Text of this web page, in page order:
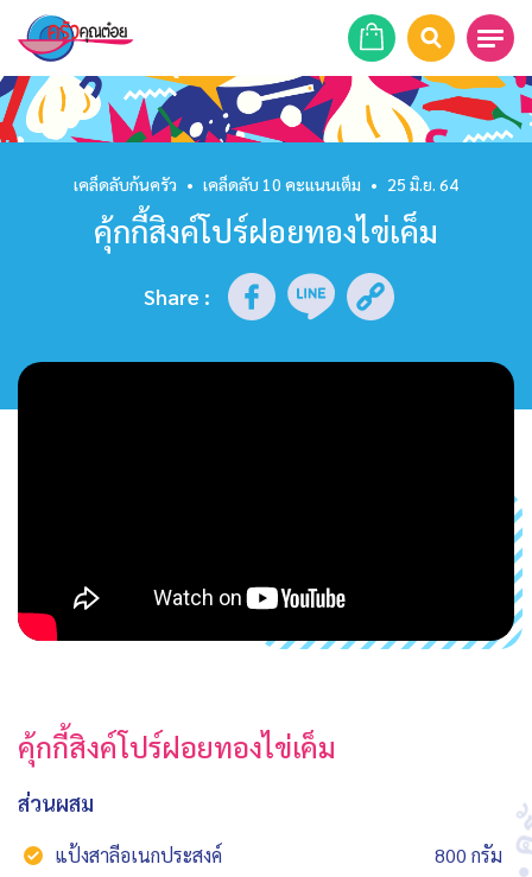
หน้าแรก
สูตรอาหาร
ร้านอาหาร
รายการย้อนหลัง
เคล็ดลับก้นครัว • เคล็ดลับ 10 คะแนนเต็ม • 25 มิ.ย. 64
คุ้กกี้สิงค์โปร์ฝอยทองไข่เค็ม
Share :
คุ้กกี้สิงค์โปร์ฝอยทองไข่เค็ม
ส่วนผสม
แป้งสาลีอเนกประสงค์
800 กรัม